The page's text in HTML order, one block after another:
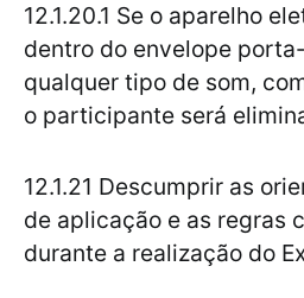
12.1.20.1 Se o aparelho
dentro do envelope
qualquer tipo de som,
o participante será
12.1.21 Descumprir as
de aplicação e as regras
durante a realização do